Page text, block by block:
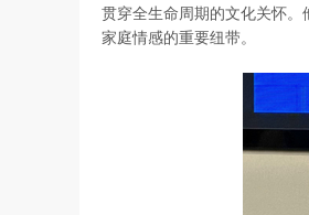
贯穿全生命周期的文化关怀。
家庭情感的重要纽带。